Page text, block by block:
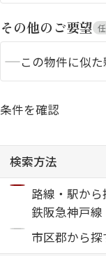
ルームツアー
ShaMaison STYLE
シャーメゾンショ
その他のご要望
この物件に似
条件を確認
検索方法
路線・駅か
鉄阪急神戸
市区郡から